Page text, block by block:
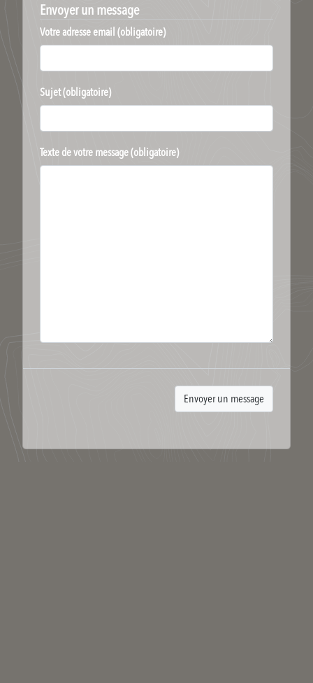
Envoyer un message
Votre adresse email (obligatoire)
Sujet (obligatoire)
Texte de votre message (obligatoire)